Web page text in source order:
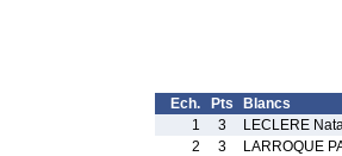
Ech. Pts
Blancs
1
3
LECLERE
2
3
LARROQUE